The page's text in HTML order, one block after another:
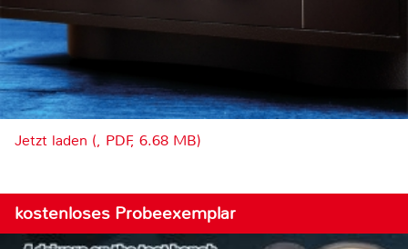
Jetzt laden (, PDF, 6.68 MB)
kostenloses Probeexemplar